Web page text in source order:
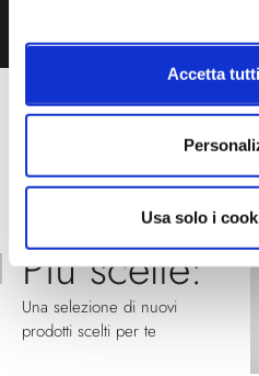
Accetta
Usa solo i
Più scelte:
Una selezione di nuovi
prodotti scelti per te